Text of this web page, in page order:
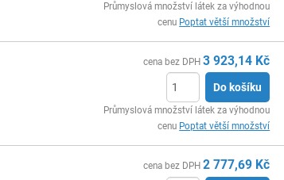
Průmyslová množství látek za výhodnou
cenu Poptat větší množství
cena bez DPH 3 923,14 Kč
Do košíku
Průmyslová množství látek za výhodnou
cenu Poptat větší množství
cena bez DPH 2 777,69 Kč